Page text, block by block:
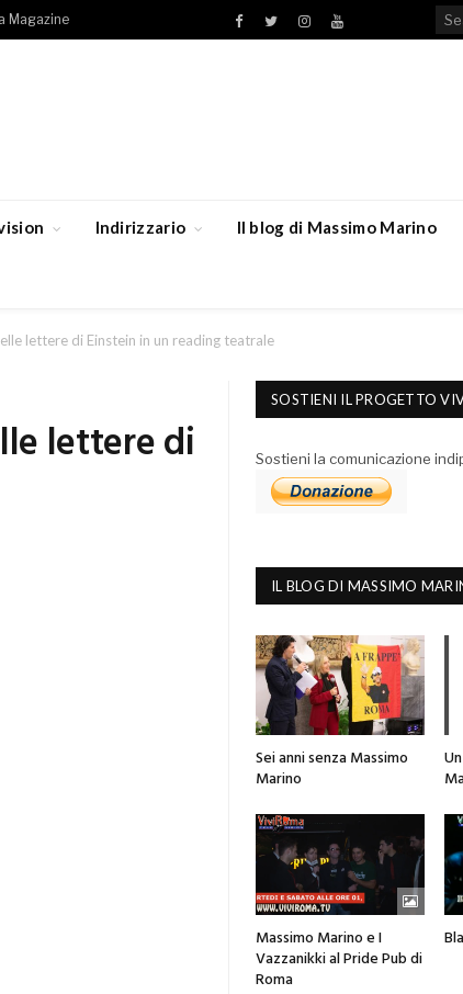
Magazine Facebook
TwitterInstagramYouTube
Indirizzario Il blog di Massimo Marino
lettere di Einstein in un reading teatrale
lettere di
SOSTIENI IL PROGETTO
Sostieni la comunicazione
IL BLOG DI MASSIMO
Sei anni senza Massimo
Marino
Massimo Marino e I
Vazzanikki al Pride Pub di
Roma